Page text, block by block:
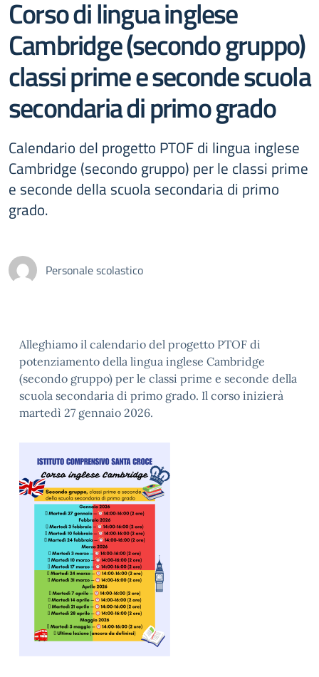
Corso di lingua inglese
Cambridge (secondo gruppo)
classi prime e seconde scuola
secondaria di primo grado
Calendario del progetto PTOF di lingua inglese
Cambridge (secondo gruppo) per le classi prime
e seconde della scuola secondaria di primo
grado.
Personale scolastico
Alleghiamo il calendario del progetto PTOF di
potenziamento della lingua inglese Cambridge
(secondo gruppo) per le classi prime e seconde della
scuola secondaria di primo grado. Il corso inizierà
martedì 27 gennaio 2026.